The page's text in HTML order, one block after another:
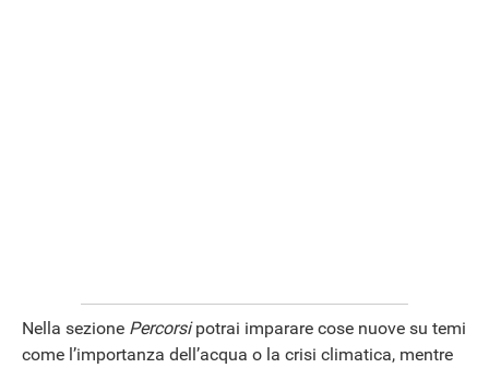
Nella sezione Percorsipotrai imparare cose nuove su temi
come l’importanza dell’acqua o la crisi climatica, mentre